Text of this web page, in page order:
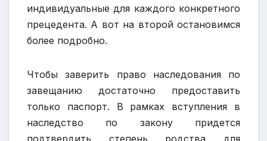
индивидуальные для каждого конкретного
прецедента. А вот на второй остановимся
более подробно.
Чтобы заверить право наследования по
завещанию достаточно предоставить
только паспорт. В рамках вступления в
наследство по закону придется